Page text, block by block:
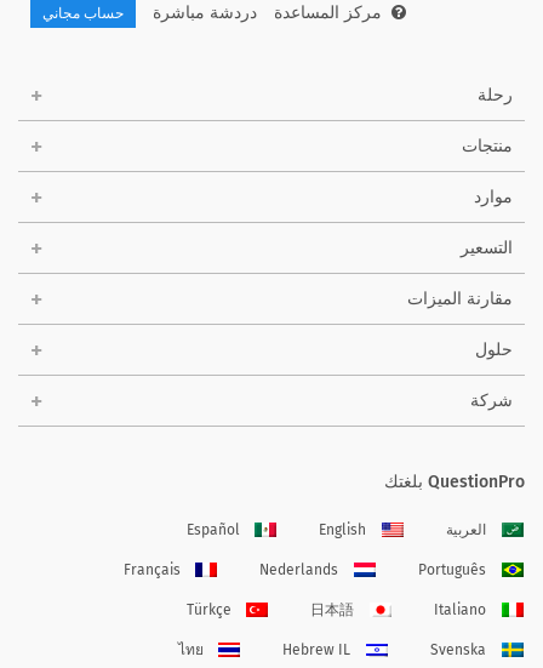
مركز المساعدة دردشة مباشرة حساب مجاني
رحلة
منتجات
موارد
التسعير
مقارنة الميزات
حلول
شركة
QuestionPro بلغتك
العربية English
Español
Português
Nederlands
Français
Italiano
日本語
Türkçe
Svenska
Hebrew IL
ไทย